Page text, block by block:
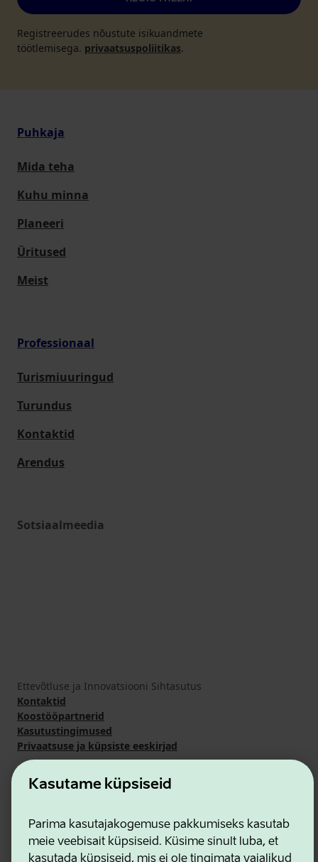
Kasutame küpsiseid
Parima kasutajakogemuse pakkumiseks kasutab
meie veebisait küpsiseid. Küsime sinult luba, et
kasutada küpsiseid, mis ei ole tingimata vajalikud
Registreerudes nõustute isikuandmete
töötlemisega. privaatsuspoliitikas.
Puhkaja
Mida teha
Kuhu minna
Planeeri
Üritused
Meist
Professionaal
Turismiuuringud
Turundus
Kontaktid
Arendus
Sotsiaalmeedia
Ettevõtluse ja Innovatsiooni Sihtasutus
Kontaktid
Koostööpartnerid
Kasutustingimused
Privaatsuse ja küpsiste eeskirjad